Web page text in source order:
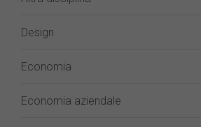
Design
Economia
Economia aziendale